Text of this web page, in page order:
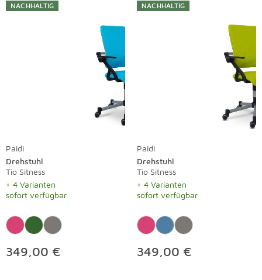
NACHHALTIG
Paidi
Drehstuhl
Tio Sitness
+ 4 Varianten
sofort verfügbar
349,00 €
NACHHALTIG
Paidi
Drehstuhl
Tio Sitness
+ 4 Varianten
sofort verfügbar
349,00 €